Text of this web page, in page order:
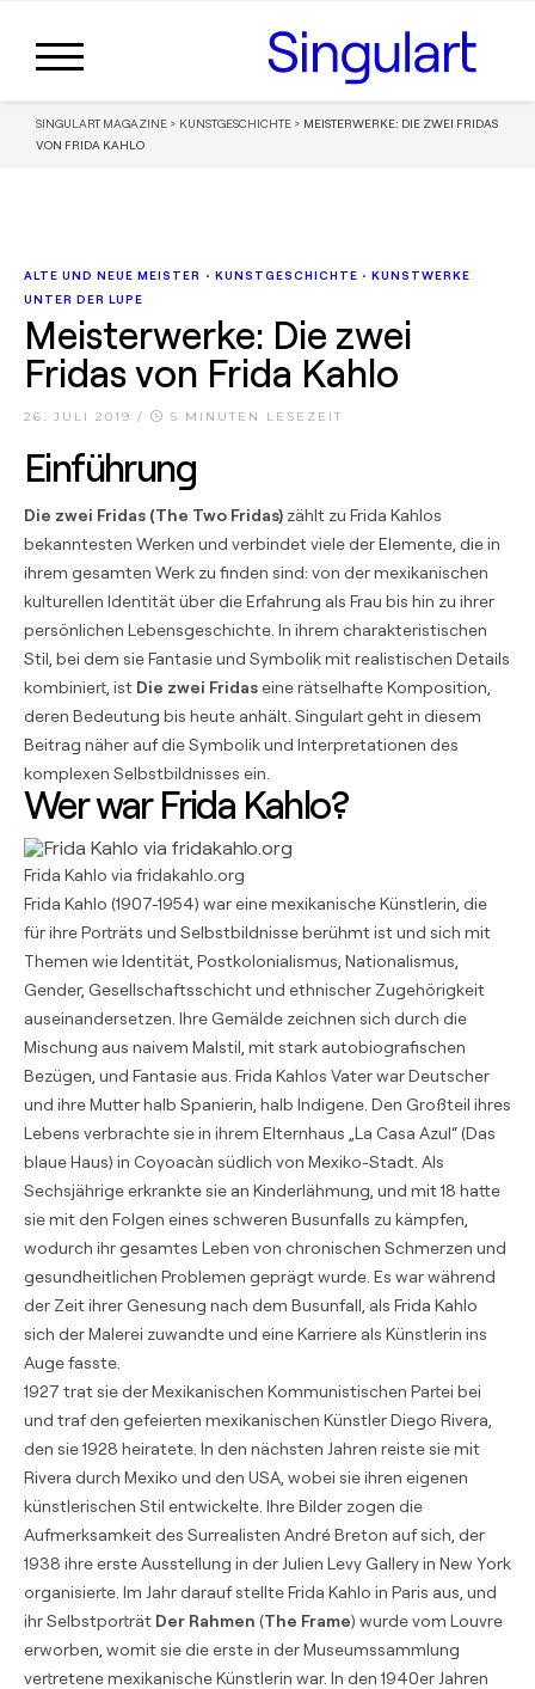
SINGULART MAGAZINE > KUNSTGESCHICHTE > MEISTERWERKE: DIE ZWEI FRIDAS
VON FRIDA KAHLO
ALTE UND NEUE MEISTER • KUNSTGESCHICHTE • KUNSTWERKE
UNTER DER LUPE
Meisterwerke: Die zwei
Fridas von Frida Kahlo
26. JULI 2019 / 5 MINUTEN LESEZEIT
Einführung
Die zwei Fridas (The Two Fridas) zählt zu Frida Kahlos
bekanntesten Werken und verbindet viele der Elemente, die in
ihrem gesamten Werk zu finden sind: von der mexikanischen
kulturellen Identität über die Erfahrung als Frau bis hin zu ihrer
persönlichen Lebensgeschichte. In ihrem charakteristischen
Stil, bei dem sie Fantasie und Symbolik mit realistischen Details
kombiniert, ist Die zwei Fridaseine rätselhafte Komposition,
deren Bedeutung bis heute anhält. Singulart geht in diesem
Beitrag näher auf die Symbolik und Interpretationen des
komplexen Selbstbildnisses ein.
Wer war Frida Kahlo?
Frida Kahlo via fridakahlo.org
Frida Kahlo (1907-1954) war eine mexikanische Künstlerin, die
für ihre Porträts und Selbstbildnisse berühmt ist und sich mit
Themen wie Identität, Postkolonialismus, Nationalismus,
Gender, Gesellschaftsschicht und ethnischer Zugehörigkeit
auseinandersetzen. Ihre Gemälde zeichnen sich durch die
Mischung aus naivem Malstil, mit stark autobiografischen
Bezügen, und Fantasie aus. Frida Kahlos Vater war Deutscher
und ihre Mutter halb Spanierin, halb Indigene. Den Großteil ihres
Lebens verbrachte sie in ihrem Elternhaus „La Casa Azul“ (Das
blaue Haus) in Coyoacàn südlich von Mexiko-Stadt. Als
Sechsjährige erkrankte sie an Kinderlähmung, und mit 18 hatte
sie mit den Folgen eines schweren Busunfalls zu kämpfen,
wodurch ihr gesamtes Leben von chronischen Schmerzen und
gesundheitlichen Problemen geprägt wurde. Es war während
der Zeit ihrer Genesung nach dem Busunfall, als Frida Kahlo
sich der Malerei zuwandte und eine Karriere als Künstlerin ins
Auge fasste.
1927 trat sie der Mexikanischen Kommunistischen Partei bei
und traf den gefeierten mexikanischen Künstler Diego Rivera,
den sie 1928 heiratete. In den nächsten Jahren reiste sie mit
Rivera durch Mexiko und den USA, wobei sie ihren eigenen
künstlerischen Stil entwickelte. Ihre Bilder zogen die
Aufmerksamkeit des Surrealisten André Breton auf sich, der
1938 ihre erste Ausstellung in der Julien Levy Gallery in New York
organisierte. Im Jahr darauf stellte Frida Kahlo in Paris aus, und
ihr Selbstporträt Der Rahmen (The Frame) wurde vom Louvre
erworben, womit sie die erste in der Museumssammlung
vertretene mexikanische Künstlerin war. In den 1940er Jahren